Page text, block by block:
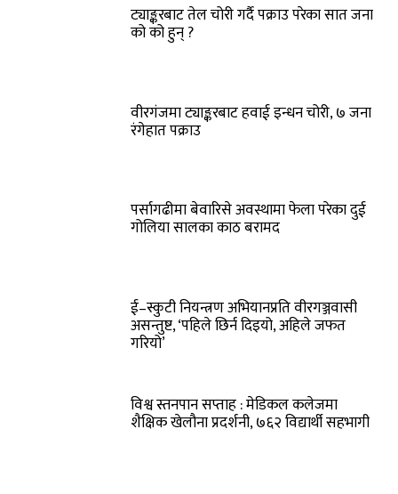
ट्याङ्करबाट तेल चोरी गर्दै पक्राउ परेका सात जना
को को हुन् ?
वीरगंजमा ट्याङ्करबाट हवाई इन्धन चोरी, ७ जना
रंगेहात पक्राउ
पर्सागढीमा बेवारिसे अवस्थामा फेला परेका दुई
गोलिया सालका काठ बरामद
ई–स्कुटी नियन्त्रण अभियानप्रति वीरगञ्जवासी
असन्तुष्ट, ‘पहिले छिर्न दिइयो, अहिले जफत
गरियो’
विश्व स्तनपान सप्ताह : मेडिकल कलेजमा
शैक्षिक खेलौना प्रदर्शनी, ७६२ विद्यार्थी सहभागी